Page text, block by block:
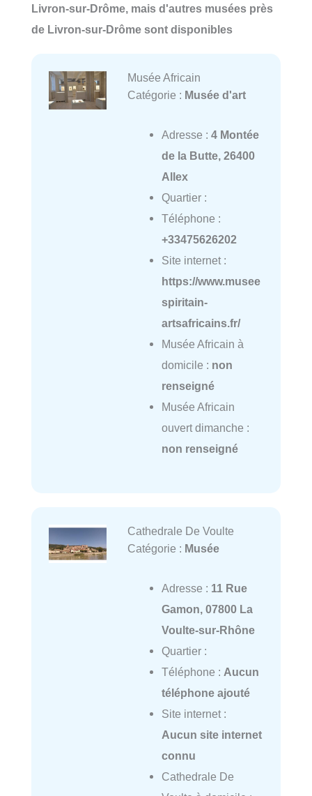
Livron-sur-Drôme, mais d'autres musées près
de Livron-sur-Drôme sont disponibles
Musée Africain
Catégorie : Musée d'art
Adresse : 4 Montée
de la Butte, 26400
Allex
Quartier :
Téléphone :
+33475626202
Site internet :
https://www.musee
spiritain-
artsafricains.fr/
Musée Africain à
domicile : non
renseigné
Musée Africain
ouvert dimanche :
non renseigné
Cathedrale De Voulte
Catégorie : Musée
Adresse : 11 Rue
Gamon, 07800 La
Voulte-sur-Rhône
Quartier :
Téléphone : Aucun
téléphone ajouté
Site internet :
Aucun site internet
connu
Cathedrale De